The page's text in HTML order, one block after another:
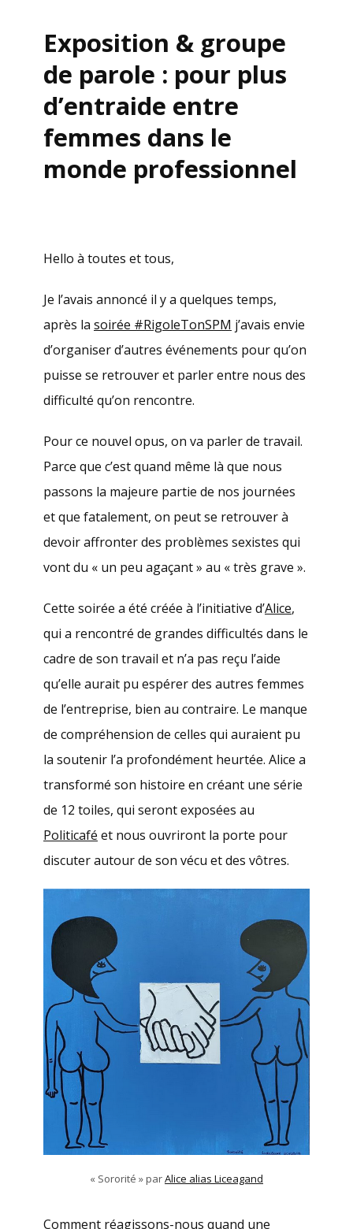
Exposition & groupe
de parole : pour plus
d’entraide entre
femmes dans le
monde professionnel
Hello à toutes et tous,
Je l’avais annoncé il y a quelques temps,
après la soirée #RigoleTonSPM j’avais envie
d’organiser d’autres événements pour qu’on
puisse se retrouver et parler entre nous des
difficulté qu’on rencontre.
Pour ce nouvel opus, on va parler de travail.
Parce que c’est quand même là que nous
passons la majeure partie de nos journées
et que fatalement, on peut se retrouver à
devoir affronter des problèmes sexistes qui
vont du « un peu agaçant » au « très grave ».
Cette soirée a été créée à l’initiative d’Alice,
qui a rencontré de grandes difficultés dans le
cadre de son travail et n’a pas reçu l’aide
qu’elle aurait pu espérer des autres femmes
de l’entreprise, bien au contraire. Le manque
de compréhension de celles qui auraient pu
la soutenir l’a profondément heurtée. Alice a
transformé son histoire en créant une série
de 12 toiles, qui seront exposées au
Politicafé et nous ouvriront la porte pour
discuter autour de son vécu et des vôtres.
« Sororité » parAlice alias Liceagand
Comment réagissons-nous quand une